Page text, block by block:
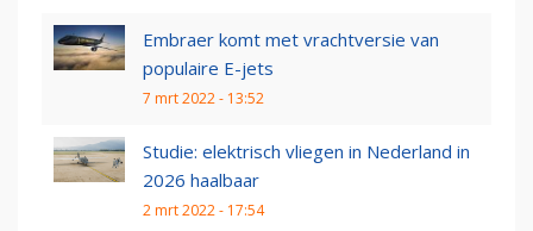
Embraer komt met vrachtversie van
populaire E-jets
7 mrt 2022 - 13:52
Studie: elektrisch vliegen in Nederland in
2026 haalbaar
2 mrt 2022 - 17:54